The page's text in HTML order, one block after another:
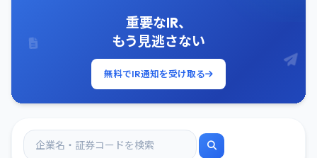
重要なIR、
もう見逃さない
無料でIR通知を受け取る